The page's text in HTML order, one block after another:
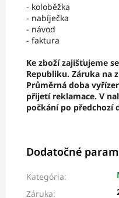
- koloběžka
- nabíječka
- návod
- faktura
Ke zboží zajišťujeme
Republiku. Záruka na
Průměrná doba
přijetí reklamace. V
počkání po předchozí
Dodatočné
Kategória:
Záruka: